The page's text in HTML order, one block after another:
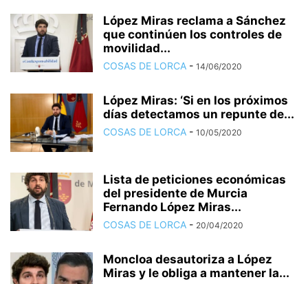
López Miras reclama a Sánchez
que continúen los controles de
movilidad...
COSAS DE LORCA - 14/06/2020
López Miras: ‘Si en los próximos
días detectamos un repunte de...
COSAS DE LORCA - 10/05/2020
Lista de peticiones económicas
del presidente de Murcia
Fernando López Miras...
COSAS DE LORCA - 20/04/2020
Moncloa desautoriza a López
Miras y le obliga a mantener la...